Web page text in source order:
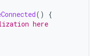
()
{
here